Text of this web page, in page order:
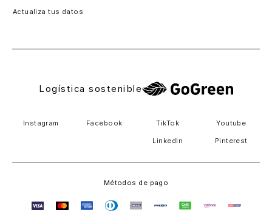
Actualiza tus datos
Logística sostenible
Instagram Facebook TikTok Youtube
LinkedIn Pinterest
Métodos de pago